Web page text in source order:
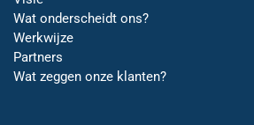
Wat onderscheidt ons?
Werkwijze
Partners
Wat zeggen onze klanten?